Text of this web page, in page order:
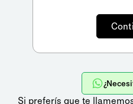
Si preferís que te